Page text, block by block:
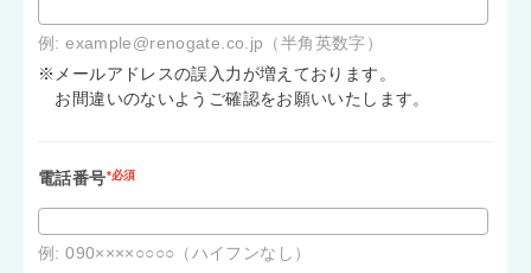
例: example@renogate.co.jp（半角英数字）
※メールアドレスの誤入力が増えております。
お間違いのないようご確認をお願いいたします。
電話番号*必須
例: 090××××○○○○（ハイフンなし）